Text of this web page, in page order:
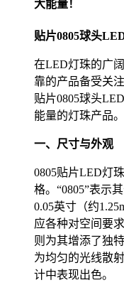
大能量！
贴片0805球头
在LED灯珠的广
靠的产品备受关
贴片0805球头
能量的灯珠产品。
一、尺寸与外观
0805贴片LED灯
格。“0805”表示
0.05英寸（约
应各种对空间要
则为其增添了独
为均匀的光线散
计中表现出色。